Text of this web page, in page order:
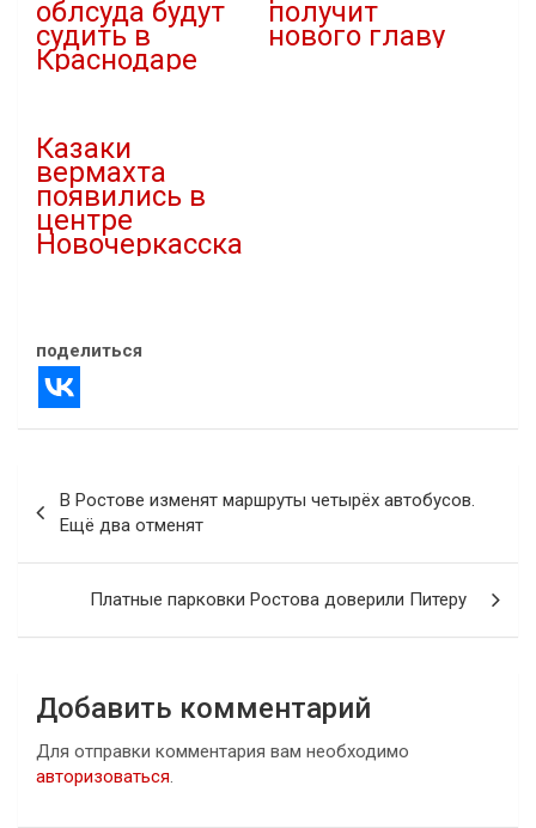
облсуда будут
судить в
Краснодаре
получит
нового главу
Казаки
вермахта
появились в
центре
Новочеркасска
поделиться
по
записям
В Ростове изменят маршруты четырёх автобусов.
Ещё два отменят
Платные парковки Ростова доверили Питеру
Добавить комментарий
Для отправки комментария вам необходимо
авторизоваться.